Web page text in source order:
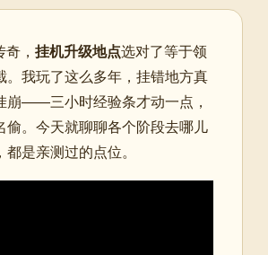
， 挂机升级地点选对了等于领
。我玩了这么多年，挂错地方真
崩——三小时经验条才动一点，
偷。今天就聊聊各个阶段去哪儿
是亲测过的点位。